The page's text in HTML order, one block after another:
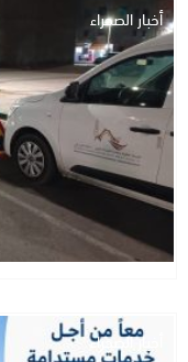
أخبار الصحراء
أخبار الصحراء